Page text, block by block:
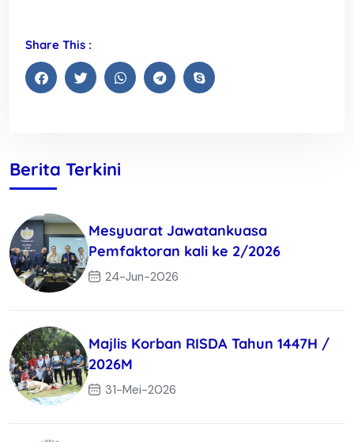
Share This :
Berita Terkini
Mesyuarat Jawatankuasa
Pemfaktoran kali ke 2/2026
24-Jun-2026
Majlis Korban RISDA Tahun 1447H /
2026M
31-Mei-2026